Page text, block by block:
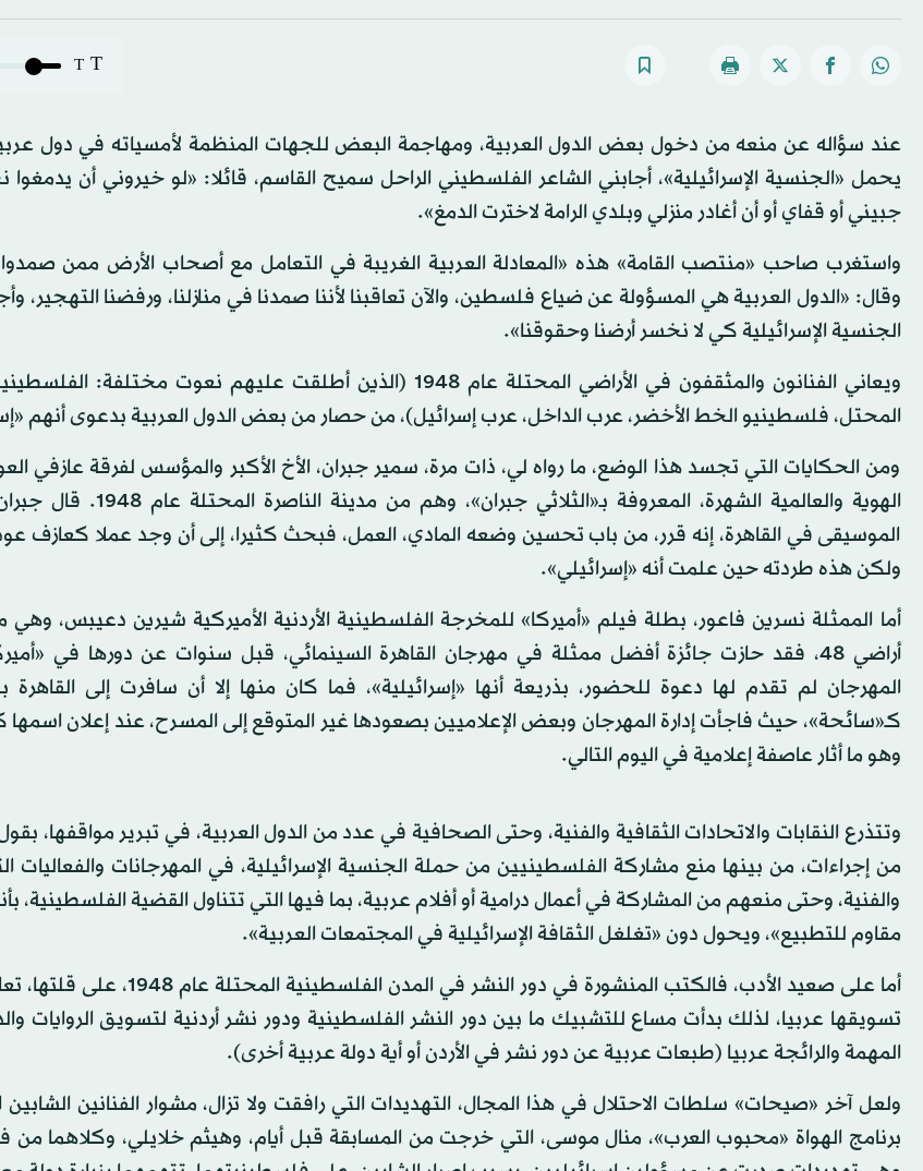
T
T
عند سؤاله عن منعه من دخول بعض الدول العربية، ومهاجمة البعض للجهات المنظمة لأمسياته في دول
يحمل «الجنسية الإسرائيلية»، أجابني الشاعر الفلسطيني الراحل سميح القاسم، قائلا: «لو خيروني أن
جبيني أو قفاي أو أن أغادر منزلي وبلدي الرامة لاخترت الدمغ».
واستغرب صاحب «منتصب القامة» هذه «المعادلة العربية الغريبة في التعامل مع أصحاب الأرض ممن
وقال: «الدول العربية هي المسؤولة عن ضياع فلسطين، والآن تعاقبنا لأننا صمدنا في منازلنا، ورفضنا التهجير،
الجنسية الإسرائيلية كي لا نخسر أرضنا وحقوقنا».
ويعاني الفنانون والمثقفون في الأراضي المحتلة عام 1948 (الذين أطلقت عليهم نعوت
المحتل، فلسطينيو الخط الأخضر، عرب الداخل، عرب إسرائيل)، من حصار من بعض الدول العربية بدعوى أنهم
ومن الحكايات التي تجسد هذا الوضع، ما رواه لي، ذات مرة، سمير جبران، الأخ الأكبر والمؤسس لفرقة عازفي
الهوية والعالمية الشهرة، المعروفة بـ«الثلاثي
الموسيقى في القاهرة، إنه قرر، من باب تحسين وضعه المادي، العمل، فبحث كثيرا، إلى أن وجد عملا كعازف
ولكن هذه طردته حين علمت أنه «إسرائيلي».
أما الممثلة نسرين فاعور، بطلة فيلم «أميركا» للمخرجة الفلسطينية الأردنية الأميركية شيرين دعيبس،
أراضي 48، فقد حازت جائزة أفضل ممثلة في مهرجان القاهرة السينمائي، قبل سنوات عن دورها في
المهرجان لم تقدم لها دعوة للحضور، بذريعة أنها «إسرائيلية»، فما كان منها إلا أن سافرت إلى القاهرة
كـ«سائحة»، حيث فاجأت إدارة المهرجان وبعض الإعلاميين بصعودها غير المتوقع إلى المسرح، عند إعلان
وهو ما أثار عاصفة إعلامية في اليوم التالي.
وتتذرع النقابات والاتحادات الثقافية والفنية، وحتى الصحافية في عدد من الدول العربية، في تبرير مواقفها،
من إجراءات، من بينها منع مشاركة الفلسطينيين من حملة الجنسية الإسرائيلية، في المهرجانات والفعاليات
والفنية، وحتى منعهم من المشاركة في أعمال درامية أو أفلام عربية، بما فيها التي تتناول القضية الفلسطينية،
مقاوم للتطبيع»، ويحول دون «تغلغل الثقافة الإسرائيلية في المجتمعات العربية».
أما على صعيد الأدب، فالكتب المنشورة في دور النشر في
تسويقها عربيا، لذلك بدأت مساع للتشبيك ما بين دور النشر الفلسطينية ودور نشر أردنية لتسويق الروايات
المهمة والرائجة عربيا (طبعات عربية عن دور نشر في الأردن أو أية دولة عربية أخرى).
ولعل آخر «صيحات» سلطات الاحتلال في هذا المجال، التهديدات التي رافقت ولا تزال، مشوار الفنانين